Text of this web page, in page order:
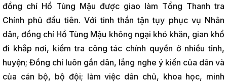
đồng chí Hồ Tùng Mậu được giao làm Tổng Thanh tra
Chính phủ đầu tiên. Với tinh thần tận tụy phục vụ Nhân
dân, đồng chí Hồ Tùng Mậu không ngại khó khăn, gian khổ
đi khắp nơi, kiểm tra công tác chính quyền ở nhiều tỉnh,
huyện; Đồng chí luôn gần dân, lắng nghe ý kiến của dân và
của cán bộ, bộ đội; làm việc dân chủ, khoa học, minh